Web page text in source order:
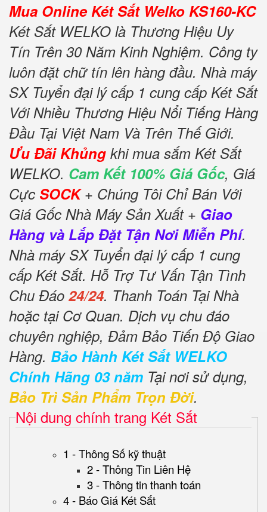
Mua Online Két Sắt Welko KS160-KC
Két Sắt WELKO là Thương Hiệu Uy
Tín Trên 30 Năm Kinh Nghiệm. Công ty
luôn đặt chữ tín lên hàng đầu. Nhà máy
SX Tuyển đại lý cấp 1 cung cấp Két Sắt
Với Nhiều Thương Hiệu Nổi Tiếng Hàng
Đầu Tại Việt Nam Và Trên Thế Giới.
Ưu Đãi Khủng khi mua sắm Két Sắt
WELKO. Cam Kết 100% Giá Gốc, Giá
Cực SOCK+ Chúng Tôi Chỉ Bán Với
Giá Gốc Nhà Máy Sản Xuất + Giao
Hàng và Lắp Đặt Tận Nơi Miễn Phí.
Nhà máy SX Tuyển đại lý cấp 1 cung
cấp Két Sắt. Hỗ Trợ Tư Vấn Tận Tình
Chu Đáo 24/24. Thanh Toán Tại Nhà
hoặc tại Cơ Quan. Dịch vụ chu đáo
chuyên nghiệp, Đảm Bảo Tiến Độ Giao
Hàng. Bảo Hành Két Sắt WELKO
Chính Hãng 03 năm Tại nơi sử dụng,
Bảo Trì Sản Phẩm Trọn Đời.
Nội dung chính trang Két Sắt
1 - Thông Số kỹ thuật
2 - Thông Tin Liên Hệ
3 - Thông tin thanh toán
4 - Báo Giá Két Sắt